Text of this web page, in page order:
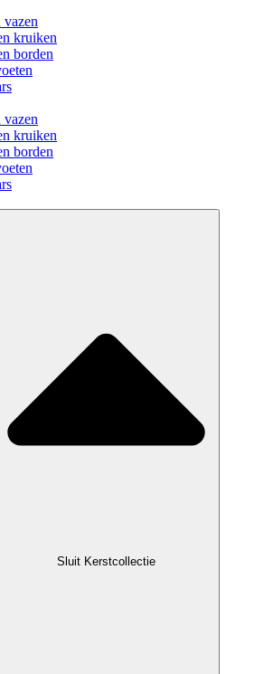
vazen
kruiken
borden
vazen
kruiken
borden
Sluit Kerstcollectie